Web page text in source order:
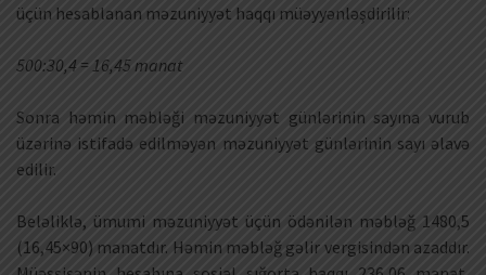
üçün hesablanan məzuniyyət haqqı müəyyənləşdirilir:
500:30,4 = 16,45 manat
Sonra həmin məbləği məzuniyyət günlərinin sayına vurub
üzərinə istifadə edilməyən məzuniyyət günlərinin sayı əlavə
edilir.
Beləliklə, ümumi məzuniyyət üçün ödənilən məbləğ 1480,5
(16,45×90) manatdır. Həmin məbləğ gəlir vergisindən azaddır.